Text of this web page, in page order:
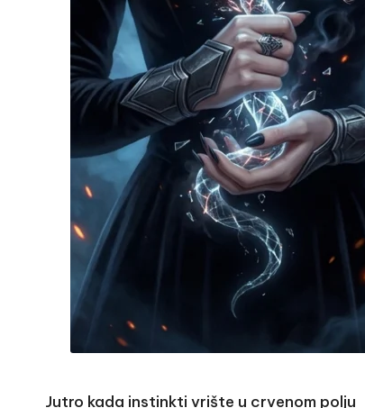
Jutro kada instinkti vrište u crvenom polju